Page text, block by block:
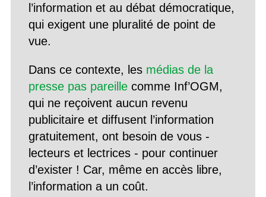
l’information et au débat démocratique,
qui exigent une pluralité de point de
vue.
Dans ce contexte, les médias de la
presse pas pareillecomme Inf’OGM,
qui ne reçoivent aucun revenu
publicitaire et diffusent l’information
gratuitement, ont besoin de vous -
lecteurs et lectrices - pour continuer
d’exister ! Car, même en accès libre,
l’information a un coût.